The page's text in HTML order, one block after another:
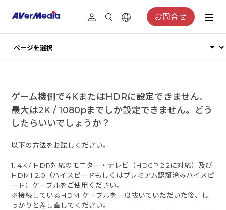
お問合せ
ゲーム機側で4KまたはHDRに設定できません。
最大は2K / 1080pまでしか設定できません。どう
したらいいでしょうか？
以下の方法をお試しください。
1. 4K / HDR対応のモニター・テレビ（HDCP 2.2に対応）及び
HDMI 2.0（ハイスピードもしくはプレミアム認証済みハイスピ
ード）ケーブルをご使用ください。
※接続しているHDMIケーブルを一度抜いていただいた後、し
っかりと差し直してください。